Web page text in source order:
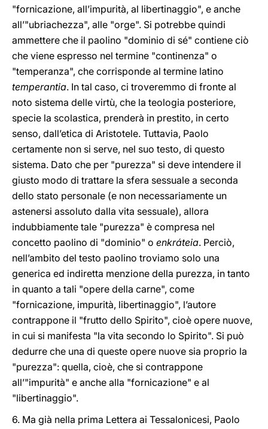
"fornicazione, all’impurità, al libertinaggio", e anche
all’"ubriachezza", alle "orge". Si potrebbe quindi
ammettere che il paolino "dominio di sé" contiene ciò
che viene espresso nel termine "continenza" o
"temperanza", che corrisponde al termine latino
temperantia. In tal caso, ci troveremmo di fronte al
noto sistema delle virtù, che la teologia posteriore,
specie la scolastica, prenderà in prestito, in certo
senso, dall’etica di Aristotele. Tuttavia, Paolo
certamente non si serve, nel suo testo, di questo
sistema. Dato che per "purezza" si deve intendere il
giusto modo di trattare la sfera sessuale a seconda
dello stato personale (e non necessariamente un
astenersi assoluto dalla vita sessuale), allora
indubbiamente tale "purezza" è compresa nel
concetto paolino di "dominio" o enkráteia. Perciò,
nell’ambito del testo paolino troviamo solo una
generica ed indiretta menzione della purezza, in tanto
in quanto a tali "opere della carne", come
"fornicazione, impurità, libertinaggio", l’autore
contrappone il "frutto dello Spirito", cioè opere nuove,
in cui si manifesta "la vita secondo lo Spirito". Si può
dedurre che una di queste opere nuove sia proprio la
"purezza": quella, cioè, che si contrappone
all’"impurità" e anche alla "fornicazione" e al
"libertinaggio".
6. Ma già nella prima Lettera ai Tessalonicesi, Paolo